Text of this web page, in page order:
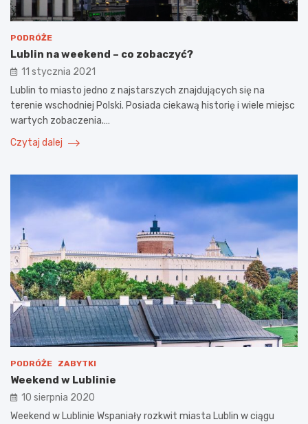
PODRÓŻE
Lublin na weekend – co zobaczyć?
11 stycznia 2021
Lublin to miasto jedno z najstarszych znajdujących się na
terenie wschodniej Polski. Posiada ciekawą historię i wiele miejsc
wartych zobaczenia.…
Czytaj dalej
PODRÓŻE ZABYTKI
Weekend w Lublinie
10 sierpnia 2020
Weekend w Lublinie Wspaniały rozkwit miasta Lublin w ciągu